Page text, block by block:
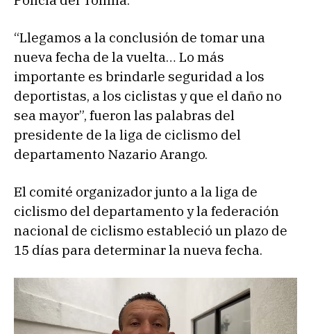
“Llegamos a la conclusión de tomar una
nueva fecha de la vuelta… Lo más
importante es brindarle seguridad a los
deportistas, a los ciclistas y que el daño no
sea mayor”, fueron las palabras del
presidente de la liga de ciclismo del
departamento Nazario Arango.
El comité organizador junto a la liga de
ciclismo del departamento y la federación
nacional de ciclismo estableció un plazo de
15 días para determinar la nueva fecha.